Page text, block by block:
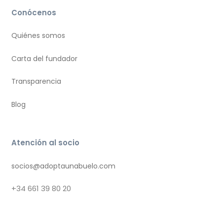
Conócenos
Quiénes somos
Carta del fundador
Transparencia
Blog
Atención al socio
socios@adoptaunabuelo.com
+34 661 39 80 20